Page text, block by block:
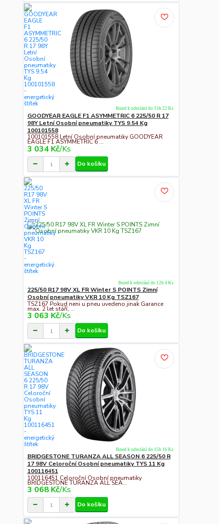
GOODYEAR EAGLE F1 ASYMMETRIC 6 225/50 R 17
98Y Letní Osobní pneumatiky TYS 9.54 Kg
100101558
100101558 Letní Osobní pneumatiky GOODYEAR
EAGLE F1 ASYMMETRIC 6 ...
3 034 Kč/Ks
Ihned k odeslání do 15h 22 Ks
Do košíku
225/50 R17 98V XL FR Winter S POINTS Zimní
Osobní pneumatiky VKR 10 Kg TSZ167
TSZ167 Pokud neni u pneu uvedeno jinak Garance
max. 2 let stáří, ...
3 063 Kč/Ks
Ihned k odeslání do 12h 4 Ks
Do košíku
BRIDGESTONE TURANZA ALL SEASON 6 225/50 R
17 98V Celoroční Osobní pneumatiky TYS 11 Kg
100116451
100116451 Celoroční Osobní pneumatiky
BRIDGESTONE TURANZA ALL SEA...
3 068 Kč/Ks
Ihned k odeslání do 15h 16 Ks
Do košíku